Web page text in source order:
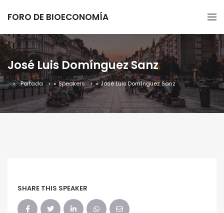
FORO DE BIOECONOMÍA
José Luis Domínguez Sanz
Portada » Speakers » José Luis Domínguez Sanz
SHARE THIS SPEAKER